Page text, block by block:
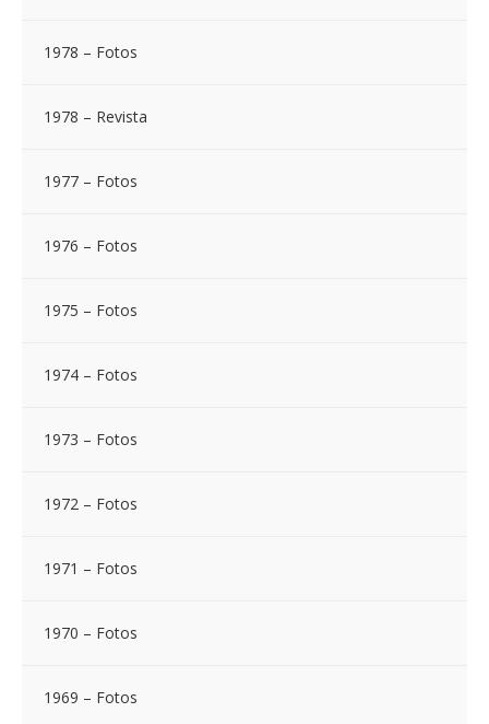
1978 – Fotos
1978 – Revista
1977 – Fotos
1976 – Fotos
1975 – Fotos
1974 – Fotos
1973 – Fotos
1972 – Fotos
1971 – Fotos
1970 – Fotos
1969 – Fotos